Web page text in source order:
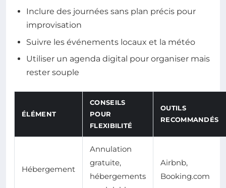
Inclure des journées sans plan précis pour
improvisation
Suivre les événements locaux et la météo
Utiliser un agenda digital pour organiser mais
rester souple
ÉLÉMENT
CONSEILS
POUR
FLEXIBILITÉ
OUTILS
RECOMMANDÉS
Hébergement
Annulation
gratuite,
hébergements
Airbnb,
Booking.com